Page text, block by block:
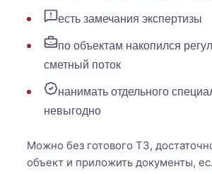
есть замечания экспертизы
по объектам накопился
сметный поток
нанимать отдельного
невыгодно
Можно без готового ТЗ,
объект и приложить документы,